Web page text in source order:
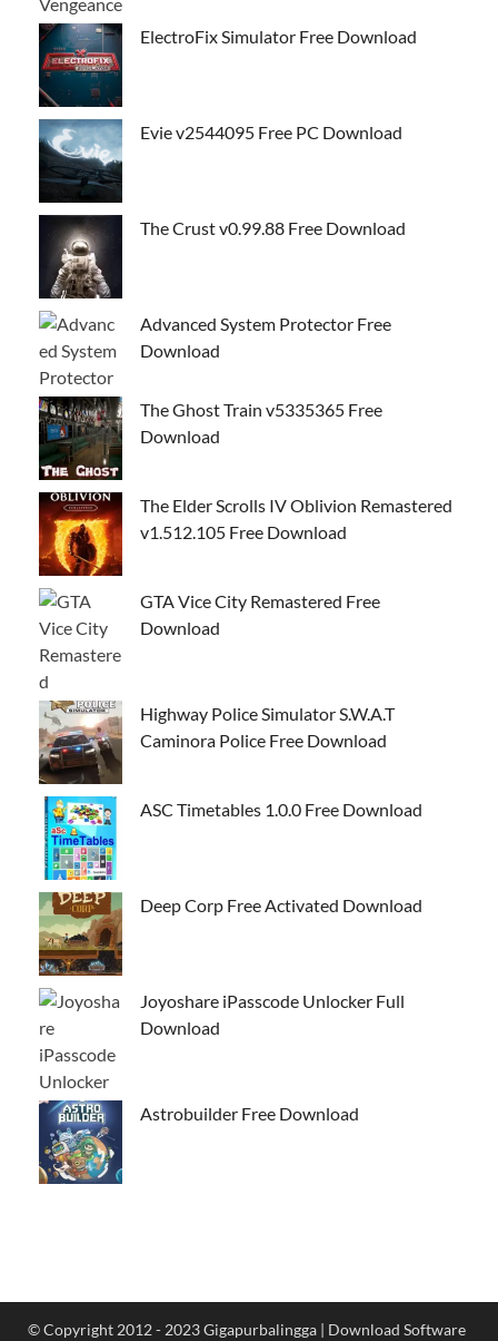
ElectroFix Simulator Free Download
Evie v2544095 Free PC Download
The Crust v0.99.88 Free Download
Advanced System Protector Free
Download
The Ghost Train v5335365 Free
Download
The Elder Scrolls IV Oblivion Remastered
v1.512.105 Free Download
GTA Vice City Remastered Free
Download
Highway Police Simulator S.W.A.T
Caminora Police Free Download
ASC Timetables 1.0.0 Free Download
Deep Corp Free Activated Download
Joyoshare iPasscode Unlocker Full
Download
Astrobuilder Free Download
© Copyright 2012 - 2023 Gigapurbalingga | Download Software